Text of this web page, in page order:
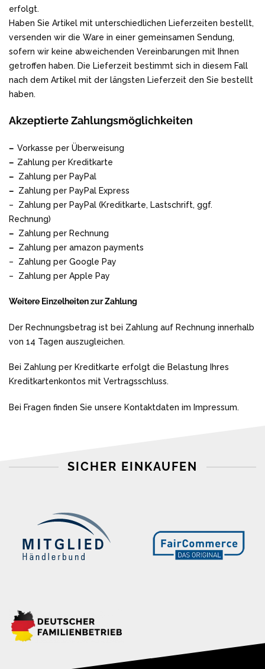
erfolgt.
Haben Sie Artikel mit unterschiedlichen Lieferzeiten bestellt,
versenden wir die Ware in einer gemeinsamen Sendung,
sofern wir keine abweichenden Vereinbarungen mit Ihnen
getroffen haben. Die Lieferzeit bestimmt sich in diesem Fall
nach dem Artikel mit der längsten Lieferzeit den Sie bestellt
haben.
Akzeptierte Zahlungsmöglichkeiten
– Vorkasse per Überweisung
– Zahlung per Kreditkarte
– Zahlung per PayPal
– Zahlung per PayPal Express
– Zahlung per PayPal (Kreditkarte, Lastschrift, ggf.
Rechnung)
– Zahlung per Rechnung
– Zahlung per amazon payments
– Zahlung per Google Pay
– Zahlung per Apple Pay
Weitere Einzelheiten zur Zahlung
Der Rechnungsbetrag ist bei Zahlung auf Rechnung innerhalb
von 14 Tagen auszugleichen.
Bei Zahlung per Kreditkarte erfolgt die Belastung Ihres
Kreditkartenkontos mit Vertragsschluss.
Bei Fragen finden Sie unsere Kontaktdaten im Impressum.
SICHER EINKAUFEN